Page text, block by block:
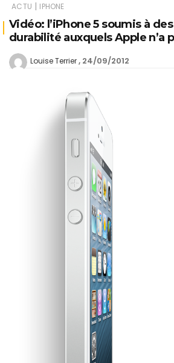
ACTU | IPHONE
Vidéo: l’iPhone 5 soumis à
durabilité auxquels Apple n’a
Louise Terrier 24/09/2012